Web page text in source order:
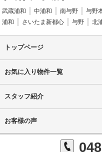
武蔵浦和 中浦和 南与野 与野
浦和
さいたま新都心 与野 北
トップページ
お気に入り物件一覧
スタッフ紹介
お客様の声